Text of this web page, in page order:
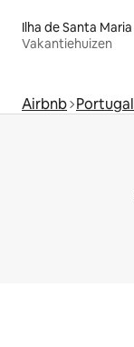
Ilha de Santa Maria
Vakantiehuizen
Airbnb Portugal